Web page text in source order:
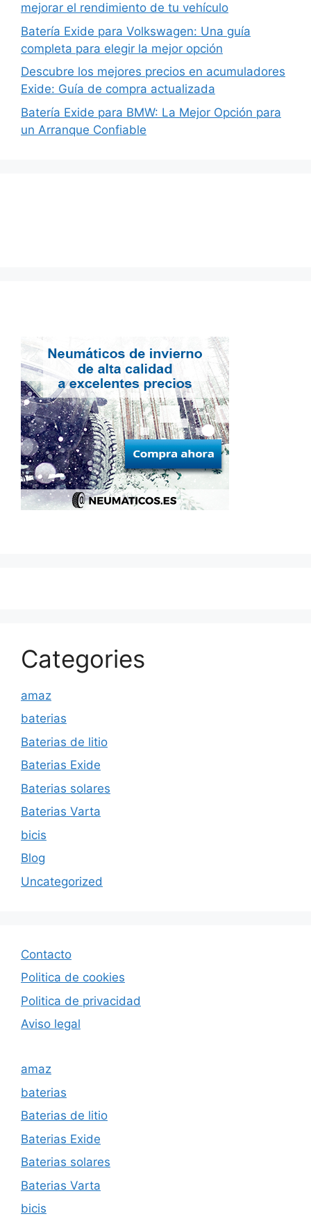
mejorar el rendimiento de tu vehículo
Batería Exide para Volkswagen: Una guía
completa para elegir la mejor opción
Descubre los mejores precios en acumuladores
Exide: Guía de compra actualizada
Batería Exide para BMW: La Mejor Opción para
un Arranque Confiable
Categories
amaz
baterias
Baterias de litio
Baterias Exide
Baterias solares
Baterias Varta
bicis
Blog
Uncategorized
Contacto
Politica de cookies
Politica de privacidad
Aviso legal
amaz
baterias
Baterias de litio
Baterias Exide
Baterias solares
Baterias Varta
bicis